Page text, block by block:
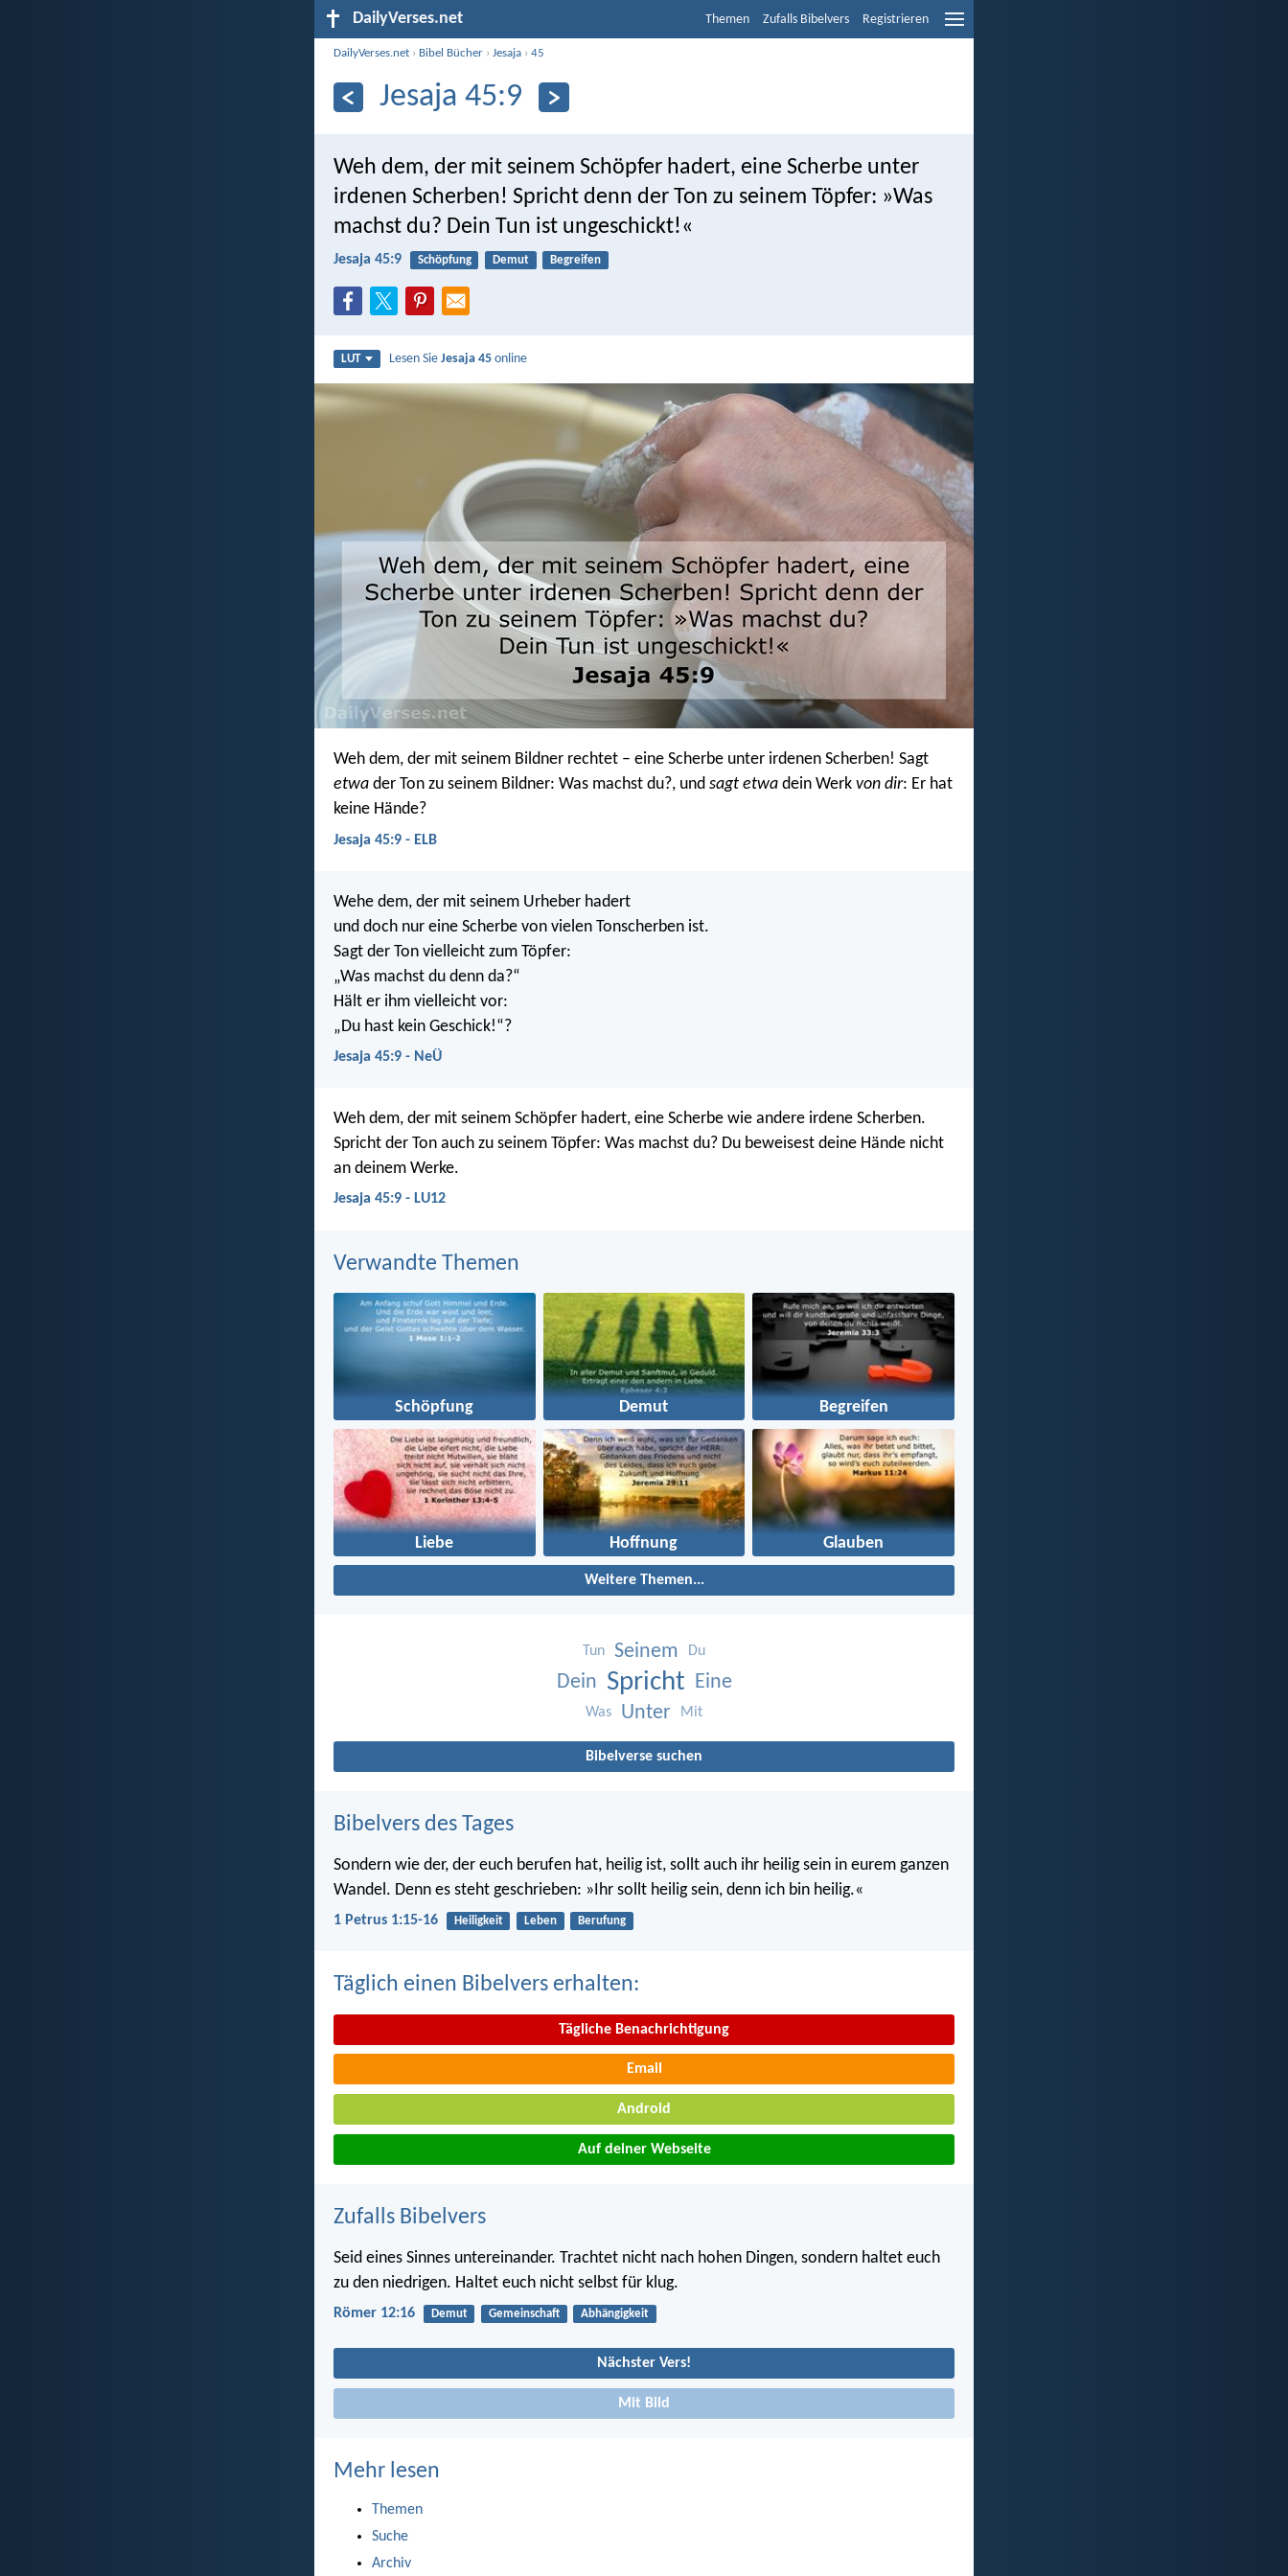
DailyVerses.net Themen Zufalls Bibelvers Registrieren
DailyVerses.net › Bibel Bücher ›Jesaja ›45
Jesaja 45:9
Weh dem, der mit seinem Schöpfer hadert, eine Scherbe unter
irdenen Scherben! Spricht denn der Ton zu seinem Töpfer: »Was
machst du? Dein Tun ist ungeschickt!«
Jesaja 45:9 Schöpfung Demut Begreifen
LUT Lesen SieJesaja 45 online
Weh dem, der mit seinem Bildner rechtet – eine Scherbe unter irdenen Scherben! Sagt
etwa der Ton zu seinem Bildner: Was machst du?, und sagt etwa dein Werk von dir: Er hat
keine Hände?
Jesaja 45:9 - ELB
Wehe dem, der mit seinem Urheber hadert
und doch nur eine Scherbe von vielen Tonscherben ist.
Sagt der Ton vielleicht zum Töpfer:
„Was machst du denn da?“
Hält er ihm vielleicht vor:
„Du hast kein Geschick!“?
Jesaja 45:9 - NeÜ
Weh dem, der mit seinem Schöpfer hadert, eine Scherbe wie andere irdene Scherben.
Spricht der Ton auch zu seinem Töpfer: Was machst du? Du beweisest deine Hände nicht
an deinem Werke.
Jesaja 45:9 - LU12
Verwandte Themen
Schöpfung Demut Begreifen
Liebe Hoffnung Glauben
Weitere Themen...
Tun Seinem Du
Dein Spricht Eine
Was Unter Mit
Bibelverse suchen
Bibelvers des Tages
Sondern wie der, der euch berufen hat, heilig ist, sollt auch ihr heilig sein in eurem ganzen
Wandel. Denn es steht geschrieben: »Ihr sollt heilig sein, denn ich bin heilig.«
1 Petrus 1:15-16 Heiligkeit Leben Berufung
Täglich einen Bibelvers erhalten:
Tägliche Benachrichtigung
Email
Android
Auf deiner Webseite
Zufalls Bibelvers
Seid eines Sinnes untereinander. Trachtet nicht nach hohen Dingen, sondern haltet euch
zu den niedrigen. Haltet euch nicht selbst für klug.
Römer 12:16 Demut Gemeinschaft Abhängigkeit
Nächster Vers!
Mit Bild
Mehr lesen
Themen
Suche
Archiv